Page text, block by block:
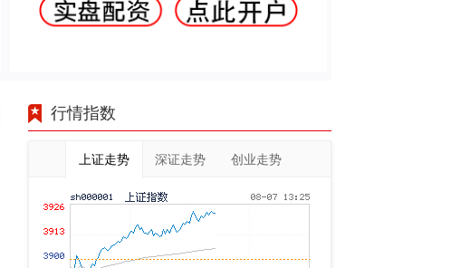
行情指数
上证走势 深证走势 创业走势